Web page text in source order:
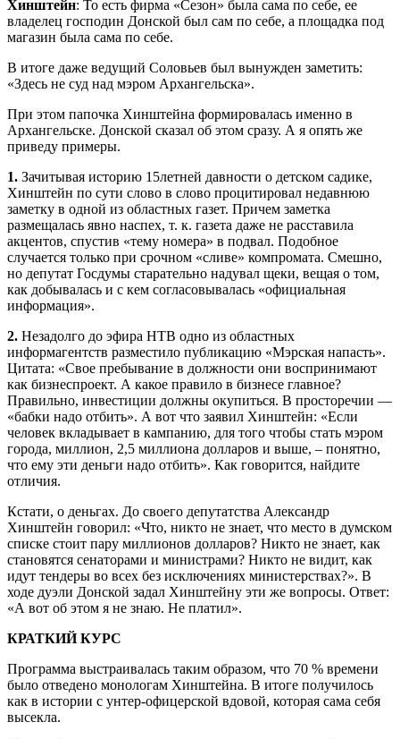
Хинштейн: То есть фирма «Сезон» была сама по себе, ее
владелец господин Донской был сам по себе, а площадка под
магазин была сама по себе.
В итоге даже ведущий Соловьев был вынужден заметить:
«Здесь не суд над мэром Архангельска».
При этом папочка Хинштейна формировалась именно в
Архангельске. Донской сказал об этом сразу. А я опять же
приведу примеры.
1. Зачитывая историю 15­летней давности о детском садике,
Хинштейн по сути слово в слово процитировал недавнюю
заметку в одной из областных газет. Причем заметка
размещалась явно наспех, т. к. газета даже не расставила
акцентов, спустив «тему номера» в подвал. Подобное
случается только при срочном «сливе» компромата. Смешно,
но депутат Госдумы старательно надувал щеки, вещая о том,
как добывалась и с кем согласовывалась «официальная
информация».
2. Незадолго до эфира НТВ одно из областных
информагентств разместило публикацию «Мэрская напасть».
Цитата: «Свое пребывание в должности они воспринимают
как бизнес­проект. А какое правило в бизнесе главное?
Правильно, инвестиции должны окупиться. В просторечии —
«бабки надо отбить». А вот что заявил Хинштейн: «Если
человек вкладывает в кампанию, для того чтобы стать мэром
города, миллион, 2,5 миллиона долларов и выше, – понятно,
что ему эти деньги надо отбить». Как говорится, найдите
отличия.
Кстати, о деньгах. До своего депутатства Александр
Хинштейн говорил: «Что, никто не знает, что место в думском
списке стоит пару миллионов долларов? Никто не знает, как
становятся сенаторами и министрами? Никто не видит, как
идут тендеры во всех без исключениях министерствах?». В
ходе дуэли Донской задал Хинштейну эти же вопросы. Ответ:
«А вот об этом я не знаю. Не платил».
КРАТКИЙ КУРС
Программа выстраивалась таким образом, что 70 % времени
было отведено монологам Хинштейна. В итоге получилось
как в истории с унтер-­офицерской вдовой, которая сама себя
высекла.